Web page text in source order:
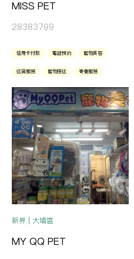
MISS PET
28383799
信用卡付款 電話預約 寵物美容
送貨服務 寵物接送 寄養服務
新界 | 大埔區
MY QQ PET